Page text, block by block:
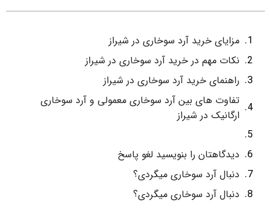
مزایای خرید آرد سوخاری در شیراز
نکات مهم در خرید آرد سوخاری در شیراز
راهنمای خرید آرد سوخاری در شیراز
تفاوت های بین آرد سوخاری معمولی و آرد سوخاری
ارگانیک در شیراز
دیدگاهتان را بنویسید لغو پاسخ
دنبال آرد سوخاری میگردی؟
دنبال آرد سوخاری میگردی؟